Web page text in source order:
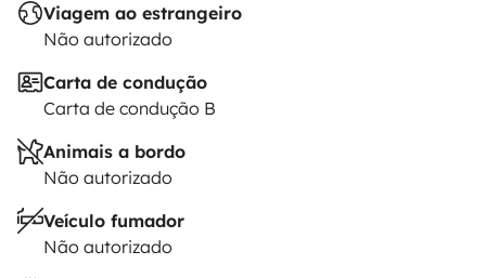
Viagem ao estrangeiro
Não autorizado
Carta de condução
Carta de condução B
Animais a bordo
Não autorizado
Veículo fumador
Não autorizado